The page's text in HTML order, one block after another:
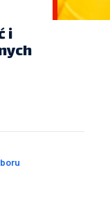
i